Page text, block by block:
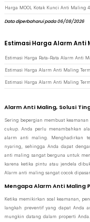
Data diperbaharui pada 06/08/2026
Estimasi Harga Alarm Anti
Estimasi Harga Rata-Rata Alarm Anti
Alarm Anti Maling, Solusi
Sering bepergian membuat
cukup. Anda perlu menambahkan
alarm anti maling. Menghadirkan
nyaring, sehingga Anda dapat
anti maling sangat berguna untuk
karena ketika pintu atau jendela
Alarm anti maling sangat cocok
Mengapa Alarm Anti Maling
Ketika memikirkan soal keamanan,
langkah preventif yang dapat Anda
mungkin datang dalam properti